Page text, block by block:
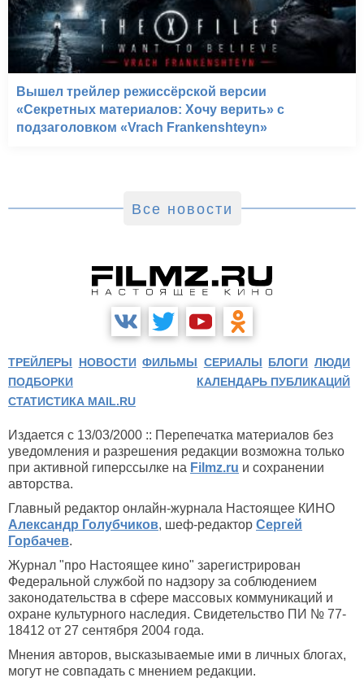
Вышел трейлер режиссёрской версии
«Секретных материалов: Хочу верить» с
подзаголовком «Vrach Frankenshteyn»
Все новости
ТРЕЙЛЕРЫ НОВОСТИ ФИЛЬМЫ СЕРИАЛЫ БЛОГИ ЛЮДИ
ПОДБОРКИ
КАЛЕНДАРЬ ПУБЛИКАЦИЙ
СТАТИСТИКА MAIL.RU
Издается с 13/03/2000 :: Перепечатка материалов без
уведомления и разрешения редакции возможна только
при активной гиперссылке на Filmz.ru и сохранении
авторства.
Главный редактор онлайн-журнала Настоящее КИНО
Александр Голубчиков, шеф-редактор Сергей
Горбачев.
Журнал "про Настоящее кино" зарегистрирован
Федеральной службой по надзору за соблюдением
законодательства в сфере массовых коммуникаций и
охране культурного наследия. Свидетельство ПИ № 77-
18412 от 27 сентября 2004 года.
Мнения авторов, высказываемые ими в личных блогах,
могут не совпадать с мнением редакции.